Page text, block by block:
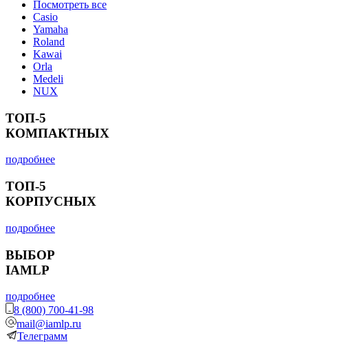
Посмотреть все
Casio
Yamaha
Roland
Kawai
Orla
Medeli
NUX
ТОП-5
КОМПАКТНЫХ
подробнее
ТОП-5
КОРПУСНЫХ
подробнее
ВЫБОР
IAMLP
подробнее
8 (800) 700-41-98
mail@iamlp.ru
Телеграмм